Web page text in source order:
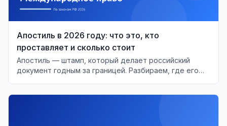
Апостиль в 2026 году: что это, кто
проставляет и сколько стоит
Апостиль — штамп, который делает российский
документ годным за границей. Разбираем, где его